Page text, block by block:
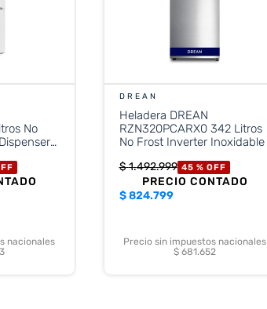
No
nacionales
DREAN
Heladera DREAN
RZN320PCARX0 342 Litros
No Frost Inverter Inoxidable
$1.492.999 45 % OFF
PRECIO CONTADO
$824.799
Precio sin impuestos nacionales
$ 681.652